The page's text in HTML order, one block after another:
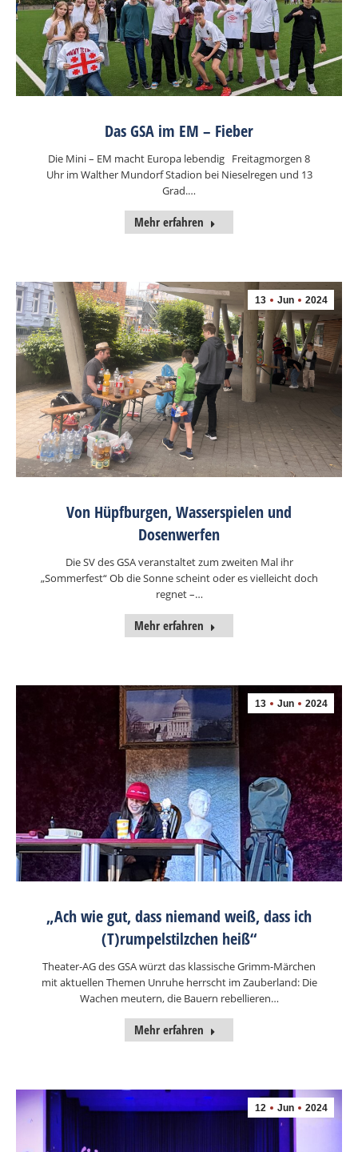
Das GSA im EM – Fieber
Die Mini – EM macht Europa lebendig Freitagmorgen 8
Uhr im Walther Mundorf Stadion bei Nieselregen und 13
Grad.…
Mehr erfahren
13 Jun 2024
Von Hüpfburgen, Wasserspielen und
Dosenwerfen
Die SV des GSA veranstaltet zum zweiten Mal ihr
„Sommerfest“ Ob die Sonne scheint oder es vielleicht doch
regnet –…
Mehr erfahren
13 Jun 2024
„Ach wie gut, dass niemand weiß, dass ich
(T)rumpelstilzchen heiß“
Theater-AG des GSA würzt das klassische Grimm-Märchen
mit aktuellen Themen Unruhe herrscht im Zauberland: Die
Wachen meutern, die Bauern rebellieren…
Mehr erfahren
12 Jun 2024